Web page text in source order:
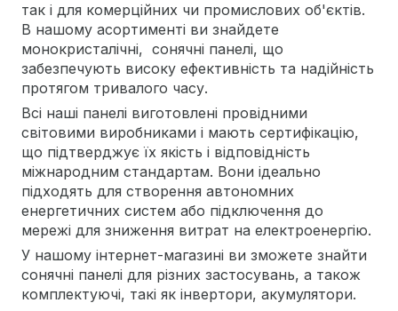
так і для комерційних чи промислових об'єктів.
В нашому асортименті ви знайдете
монокристалічні, сонячні панелі, що
забезпечують високу ефективність та надійність
протягом тривалого часу.
Всі наші панелі виготовлені провідними
світовими виробниками і мають сертифікацію,
що підтверджує їх якість і відповідність
міжнародним стандартам. Вони ідеально
підходять для створення автономних
енергетичних систем або підключення до
мережі для зниження витрат на електроенергію.
У нашому інтернет-магазині ви зможете знайти
сонячні панелі для різних застосувань, а також
комплектуючі, такі як інвертори, акумулятори.